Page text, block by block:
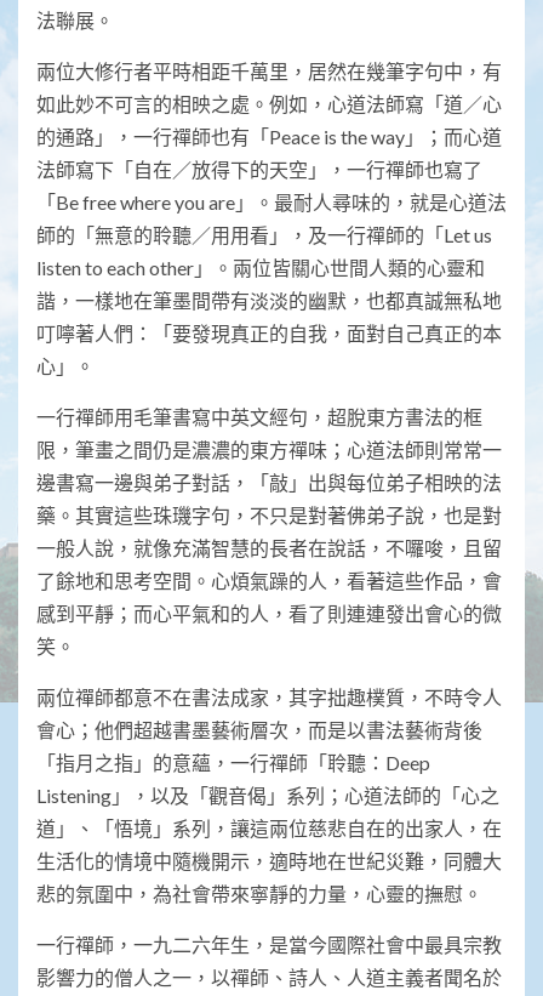
法聯展。
兩位大修行者平時相距千萬里，居然在幾筆字句中，有
如此妙不可言的相映之處。例如，心道法師寫「道／心
的通路」，一行禪師也有「Peace is the way」；而心道
法師寫下「自在／放得下的天空」，一行禪師也寫了
「Be free where you are」。最耐人尋味的，就是心道法
師的「無意的聆聽／用用看」，及一行禪師的「Let us
listen to each other」。兩位皆關心世間人類的心靈和
諧，一樣地在筆墨間帶有淡淡的幽默，也都真誠無私地
叮嚀著人們：「要發現真正的自我，面對自己真正的本
心」。
一行禪師用毛筆書寫中英文經句，超脫東方書法的框
限，筆畫之間仍是濃濃的東方禪味；心道法師則常常一
邊書寫一邊與弟子對話，「敲」出與每位弟子相映的法
藥。其實這些珠璣字句，不只是對著佛弟子說，也是對
一般人說，就像充滿智慧的長者在說話，不囉唆，且留
了餘地和思考空間。心煩氣躁的人，看著這些作品，會
感到平靜；而心平氣和的人，看了則連連發出會心的微
笑。
兩位禪師都意不在書法成家，其字拙趣樸質，不時令人
會心；他們超越書墨藝術層次，而是以書法藝術背後
「指月之指」的意蘊，一行禪師「聆聽：Deep
Listening」，以及「觀音偈」系列；心道法師的「心之
道」、「悟境」系列，讓這兩位慈悲自在的出家人，在
生活化的情境中隨機開示，適時地在世紀災難，同體大
悲的氛圍中，為社會帶來寧靜的力量，心靈的撫慰。
一行禪師，一九二六年生，是當今國際社會中最具宗教
影響力的僧人之一，以禪師、詩人、人道主義者聞名於